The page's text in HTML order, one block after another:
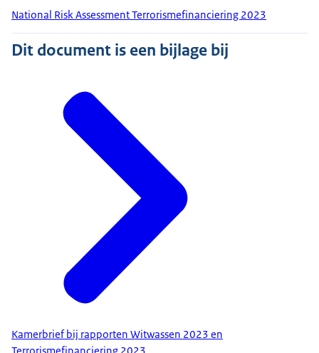
National Risk Assessment Terrorismefinanciering 2023
Dit document is een bijlage bij
Kamerbrief bij rapporten Witwassen 2023 en